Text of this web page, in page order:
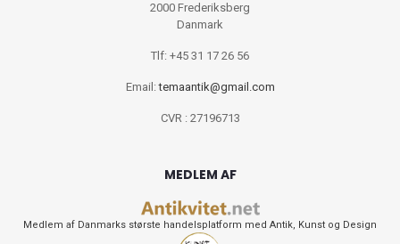
2000 Frederiksberg
Danmark
Tlf: +45 31 17 26 56
Email:temaantik@gmail.com
CVR : 27196713
MEDLEM AF
Medlem af Danmarks største handelsplatform med Antik, Kunst og Design